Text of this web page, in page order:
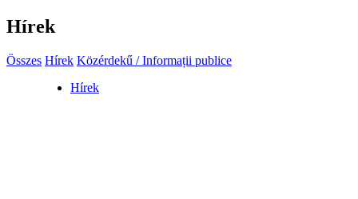
Hírek
Összes Hírek Közérdekű / Informații publice
Hírek